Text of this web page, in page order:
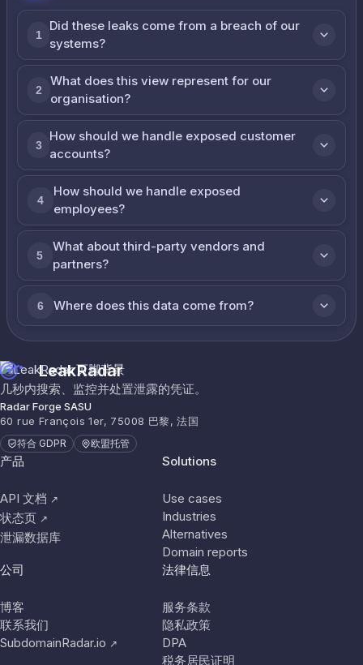
1
Did these leaks come from a breach of our
systems?
2
What does this view represent for our
organisation?
3
How should we handle exposed customer
accounts?
4
How should we handle exposed
employees?
5
What about third-party vendors and
partners?
6 Where does this data come from?
LeakRadar
几秒内搜索、监控并处置泄露的凭证。
Radar Forge SASU
60 rue François 1er, 75008 巴黎, 法国
符合 GDPR 欧盟托管
产品
API 文档 ↗
状态页 ↗
泄漏数据库
Solutions
Use cases
Industries
Alternatives
Domain reports
公司
博客
联系我们
SubdomainRadar.io ↗
法律信息
服务条款
隐私政策
DPA
税务居民证明